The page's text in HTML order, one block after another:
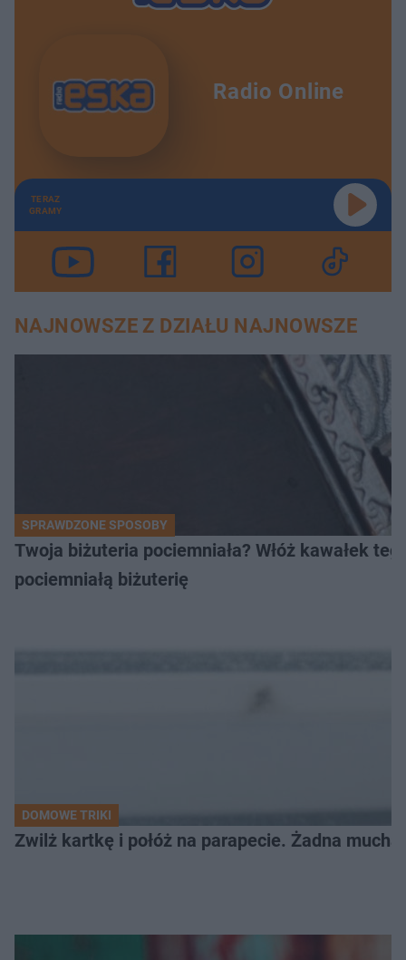
Radio Online
TERAZ
GRAMY
NAJNOWSZE Z DZIAŁU NAJNOWSZE
SPRAWDZONE SPOSOBY
Twoja biżuteria pociemniała? Włóż kawałek
pociemniałą biżuterię
DOMOWE TRIKI
Zwilż kartkę i połóż na parapecie. Żadna